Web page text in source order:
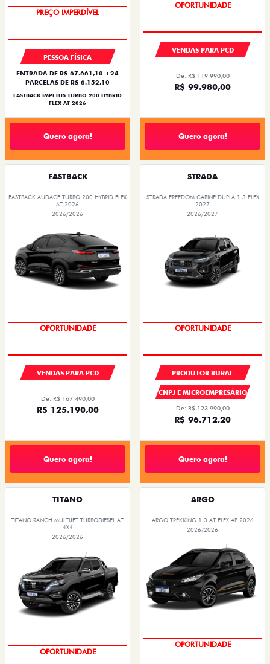
OPORTUNIDADE
PESSOA FÍSICA
ENTRADA DE R$ 67.661,10 +24
PARCELAS DE R$ 6.152,10
FASTBACK IMPETUS TURBO 200 HYBRID
FLEX AT 2026
Quero agora!
OPORTUNIDADE
VENDAS PARA PCD
De: R$ 119.990,00
R$ 99.980,00
Quero agora!
FASTBACK
FASTBACK AUDACE TURBO 200 HYBRID FLEX
AT 2026
2026/2026
OPORTUNIDADE
VENDAS PARA PCD
De: R$ 167.490,00
R$ 125.190,00
Quero agora!
STRADA
STRADA FREEDOM CABINE DUPLA 1.3 FLEX
2027
2026/2027
OPORTUNIDADE
PRODUTOR RURAL
CNPJ E MICROEMPRESÁRIO
De: R$ 123.990,00
R$ 96.712,20
Quero agora!
TITANO
TITANO RANCH MULTIJET TURBODIESEL AT
4X4
2026/2026
CONDIÇÃO IMPERDÍVEL
ARGO
ARGO TREKKING 1.3 AT FLEX 4P 2026
2026/2026
CONDIÇÃO IMPERDÍVEL